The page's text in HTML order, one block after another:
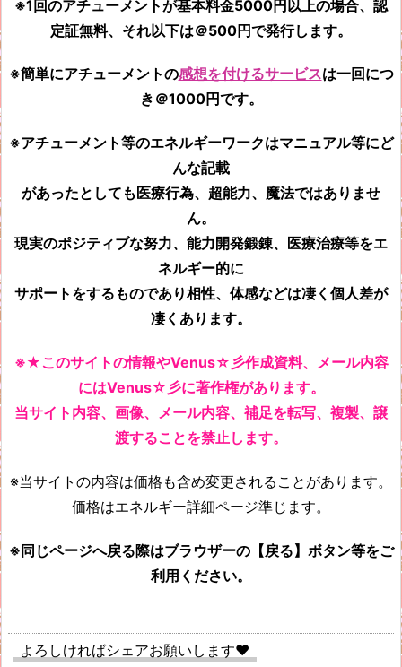
※1回のアチューメントが基本料金5000円以上の場合、認
定証無料、それ以下は＠500円で発行します。
※簡単にアチューメントの感想を付けるサービスは一回につ
き＠1000円です。
※アチューメント等のエネルギーワークはマニュアル等にど
んな記載
があったとしても 医療行為、超能力、魔法ではありませ
ん。
現実のポジティブな努力、能力開発鍛錬、医療治療等をエ
ネルギー的に
サポートをするものであり相性、体感などは凄く個人差が
凄くあります。
※★このサイトの情報やVenus☆彡作成資料、メール内容
にはVenus☆彡に著作権があります。
当サイト内容、画像、メール内容、補足を転写、複製、譲
渡することを禁止します。
※当サイトの内容は価格も含め変更されることがあります。
価格はエネルギー詳細ページ準じます。
※同じページへ戻る際はブラウザーの【戻る】ボタン等をご
利用ください。
よろしければシェアお願いします♥